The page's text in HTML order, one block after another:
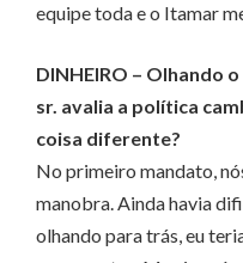
equipe toda e o Itamar
DINHEIRO – Olhando
sr. avalia a política
coisa diferente?
No primeiro mandato,
manobra. Ainda havia
olhando para trás, eu